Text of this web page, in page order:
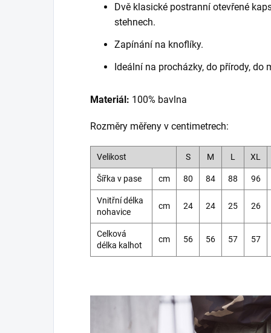
Dvě klasické postranní otevřené
stehnech.
Zapínání na knoflíky.
Ideální na procházky, do přírody, do
Materiál: 100% bavlna
Rozměry měřeny v centimetrech:
Velikost S M L XL
Šířka v pase cm 80 84 88 96
Vnitřní délka
nohavice
cm 24 24 25 26
Celková
délka kalhot
cm 56 56 57 57